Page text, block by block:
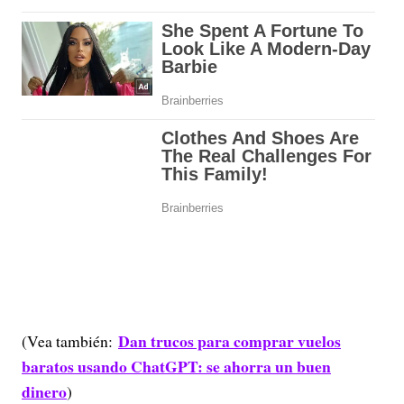
(Vea también: Dan trucos para comprar vuelos
baratos usando ChatGPT: se ahorra un buen
dinero)